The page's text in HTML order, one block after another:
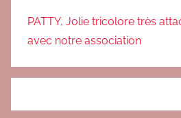
PATTY, Jolie tricolore très
avec notre association